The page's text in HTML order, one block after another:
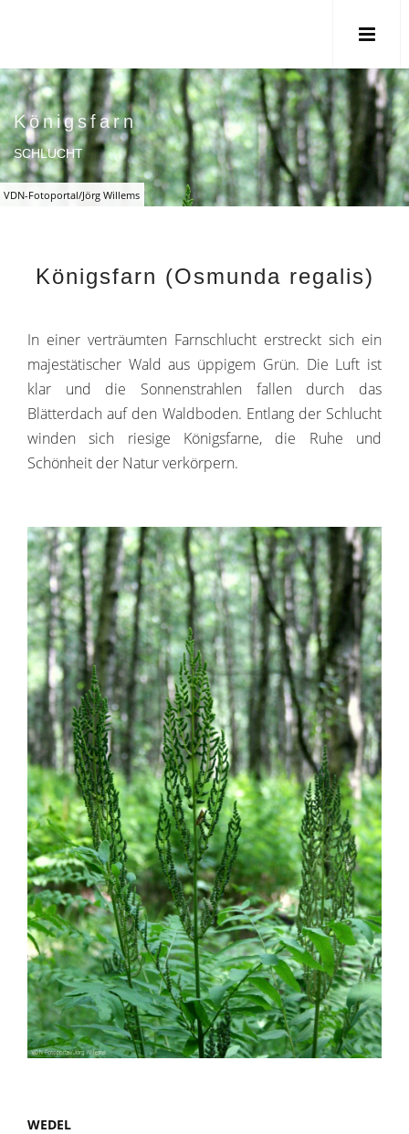
VDN-Fotoportal/Jörg Willems
Königsfarn
SCHLUCHT
Königsfarn (Osmunda regalis)
In einer verträumten Farnschlucht erstreckt sich ein
majestätischer Wald aus üppigem Grün. Die Luft ist
klar und die Sonnenstrahlen fallen durch das
Blätterdach auf den Waldboden. Entlang der Schlucht
winden sich riesige Königsfarne, die Ruhe und
Schönheit der Natur verkörpern.
WEDEL